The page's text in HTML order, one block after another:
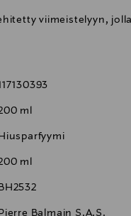
viimeistelyyn,
ml
ml
Balmain S.A.S.